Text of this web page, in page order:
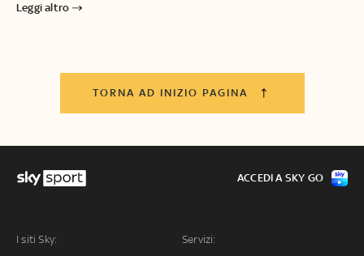
Leggi altro
TORNA AD INIZIO PAGINA
I siti Sky: Servizi:
ACCEDI A SKY GO